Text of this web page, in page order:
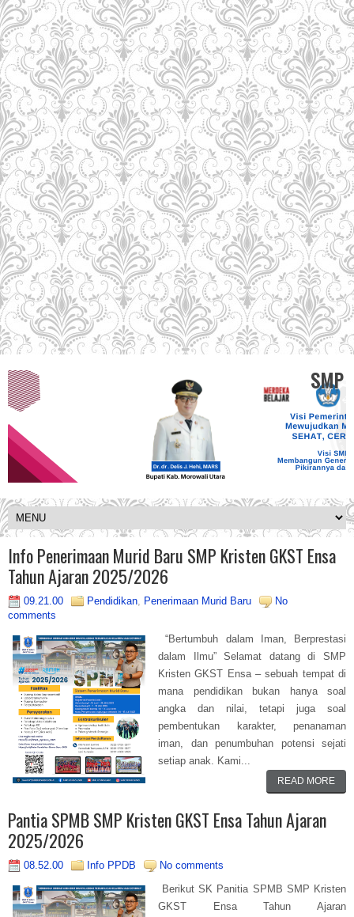
SMP
Info Penerimaan Murid Baru SMP Kristen GKST Ensa
Tahun Ajaran 2025/2026
09.21.00 Pendidikan, Penerimaan Murid Baru
No
comments
“Bertumbuh dalam Iman, Berprestasi
dalam Ilmu” Selamat datang di SMP
Kristen GKST Ensa – sebuah tempat di
mana pendidikan bukan hanya soal
angka dan nilai, tetapi juga soal
pembentukan karakter, penanaman
iman, dan penumbuhan potensi sejati
setiap anak. Kami...
READ MORE
Pantia SPMB SMP Kristen GKST Ensa Tahun Ajaran
2025/2026
08.52.00 Info PPDB
No comments
Berikut SK Panitia SPMB SMP Kristen
GKST Ensa Tahun Ajaran